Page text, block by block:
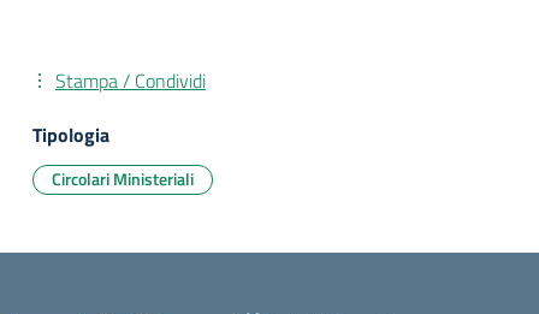
Stampa / Condividi
Tipologia
Circolari Ministeriali